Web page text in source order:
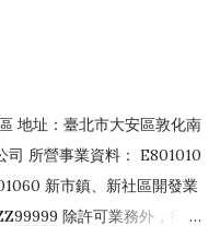
地址：臺北市大安區敦化南
司 所營事業資料： E801010
新市鎮、新社區開發業
除許可業務外，得經